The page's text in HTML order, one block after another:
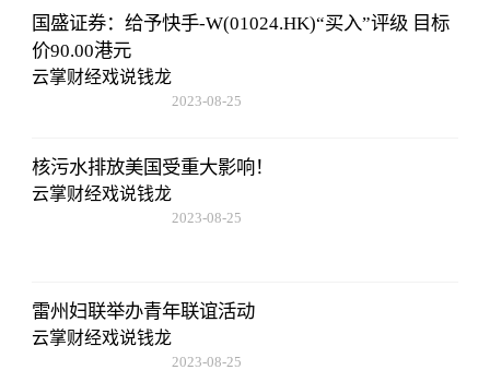
国盛证券：给予快手-W(01024.HK)“买入”评级 目标
价90.00港元
云掌财经戏说钱龙
2023-08-25
核污水排放美国受重大影响！
云掌财经戏说钱龙
2023-08-25
雷州妇联举办青年联谊活动
云掌财经戏说钱龙
2023-08-25